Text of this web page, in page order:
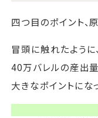
四つ目のポイント、
冒頭に触れたように
40万バレルの産出
大きなポイントにな